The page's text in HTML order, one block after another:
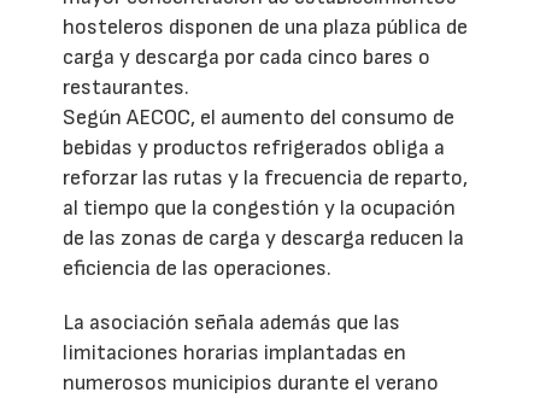
hosteleros disponen de una plaza pública de
carga y descarga por cada cinco bares o
restaurantes.
Según AECOC, el aumento del consumo de
bebidas y productos refrigerados obliga a
reforzar las rutas y la frecuencia de reparto,
al tiempo que la congestión y la ocupación
de las zonas de carga y descarga reducen la
eficiencia de las operaciones.
La asociación señala además que las
limitaciones horarias implantadas en
numerosos municipios durante el verano